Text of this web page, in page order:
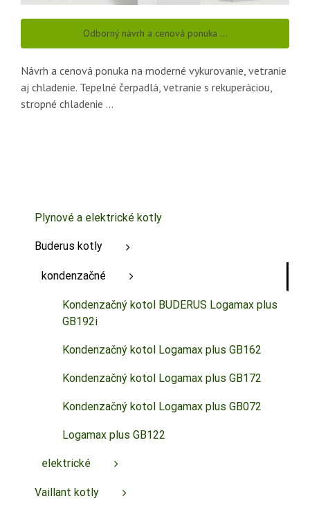
Odborný návrh a cenová ponuka …
Návrh a cenová ponuka na moderné vykurovanie, vetranie
aj chladenie. Tepelné čerpadlá, vetranie s rekuperáciou,
stropné chladenie …
Plynové a elektrické kotly
Buderus kotly
kondenzačné
Kondenzačný kotol BUDERUS Logamax plus
GB192i
Kondenzačný kotol Logamax plus GB162
Kondenzačný kotol Logamax plus GB172
Kondenzačný kotol Logamax plus GB072
Logamax plus GB122
elektrické
Vaillant kotly